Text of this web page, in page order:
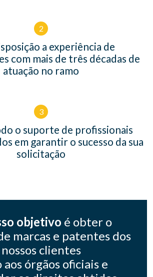
2
a experiência de
com mais de três décadas de
atuação no ramo
3
o suporte de profissionais
em garantir o sucesso da sua
solicitação
objetivo é obter o
marcas e patentes dos
nossos clientes
órgãos oficiais e